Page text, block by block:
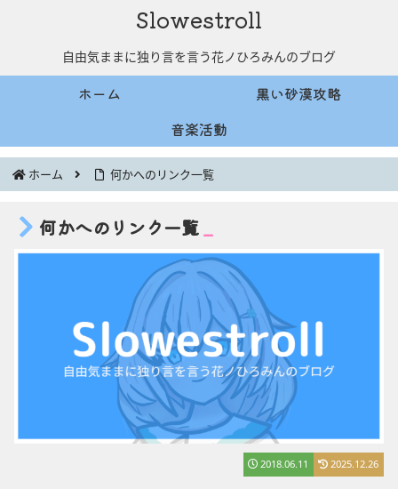
Slowestroll
自由気ままに独り言を言う花ノひろみんのブログ
ホーム
黒い砂漠攻略
音楽活動
ホーム 何かへのリンク一覧
何かへのリンク一覧
2018.06.11 2025.12.26